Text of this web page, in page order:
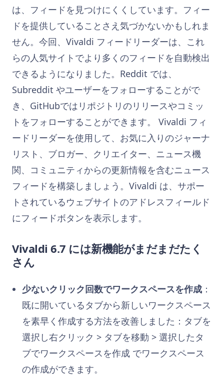
は、フィードを見つけにくくしています。フィー
ドを提供していることさえ気づかないかもしれま
せん。今回、Vivaldi フィードリーダーは、これ
らの人気サイトでより多くのフィードを自動検出
できるようになりました。Reddit では、
Subreddit やユーザーをフォローすることがで
き、GitHubではリポジトリのリリースやコミッ
トをフォローすることができます。 Vivaldi フィ
ードリーダーを使用して、お気に入りのジャーナ
リスト、ブロガー、クリエイター、ニュース機
関、コミュニティからの更新情報を含むニュース
フィードを構築しましょう。Vivaldi は、サポー
トされているウェブサイトのアドレスフィールド
にフィードボタンを表示します。
Vivaldi 6.7 には新機能がまだまだたく
さん
少ないクリック回数でワークスペースを作成 ：
既に開いているタブから新しいワークスペース
を素早く作成する方法を改善しました：タブを
選択し右クリック > タブを移動 > 選択したタ
ブでワークスペースを作成 でワークスペース
の作成ができます。